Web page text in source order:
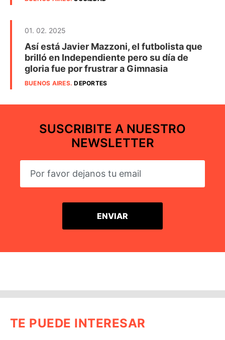
01. 02. 2025
Así está Javier Mazzoni, el futbolista que
brilló en Independiente pero su día de
gloria fue por frustrar a Gimnasia
BUENOS AIRES.DEPORTES
SUSCRIBITE A NUESTRO
NEWSLETTER
TE PUEDE INTERESAR